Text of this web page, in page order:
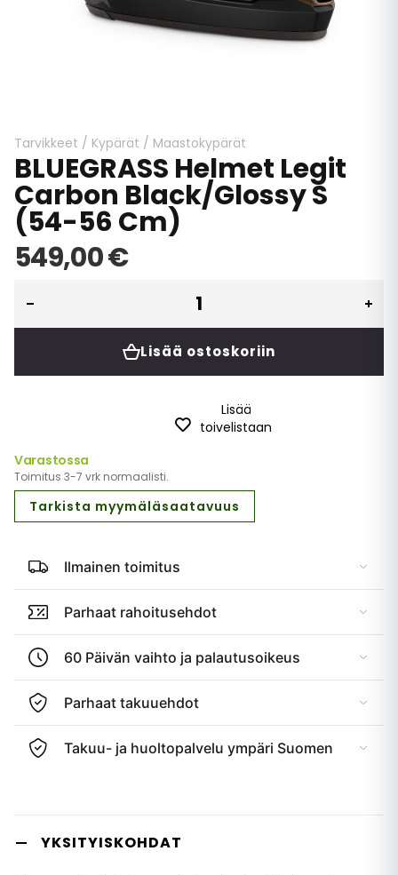
beginning
of
the
images
gallery
Tarvikkeet / Kypärät / Maastokypärät
BLUEGRASS Helmet Legit
Carbon Black/Glossy S
(54-56 Cm)
549,00 €
Lisää ostoskoriin
Lisää
toivelistaan
Varastossa
Toimitus 3-7 vrk normaalisti.
Tarkista myymäläsaatavuus
Ilmainen toimitus
Parhaat rahoitusehdot
60 Päivän vaihto ja palautusoikeus
Parhaat takuuehdot
Takuu- ja huoltopalvelu ympäri Suomen
YKSITYISKOHDAT